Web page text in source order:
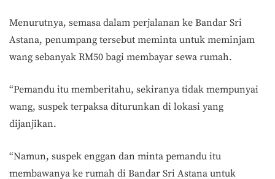
Menurutnya, semasa dalam perjalanan ke Bandar Sri
Astana, penumpang tersebut meminta untuk meminjam
wang sebanyak RM50 bagi membayar sewa rumah.
“Pemandu itu memberitahu, sekiranya tidak mempunyai
wang, suspek terpaksa diturunkan di lokasi yang
dijanjikan.
“Namun, suspek enggan dan minta pemandu itu
membawanya ke rumah di Bandar Sri Astana untuk